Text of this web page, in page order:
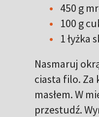
450 g
100 g
1 łyżka
Nasmaruj
ciasta filo. Za
masłem. W
przestudź.